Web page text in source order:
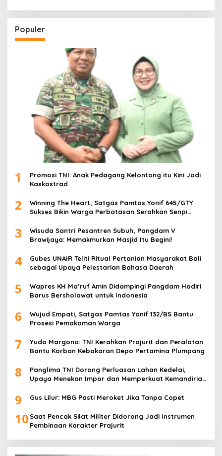
Populer
1
Promosi TNI: Anak Pedagang Kelontong itu Kini Jadi
Kaskostrad
2
Winning The Heart, Satgas Pamtas Yonif 645/GTY
Sukses Bikin Warga Perbatasan Serahkan Senpi
3
Wisuda Santri Pesantren Subuh, Pangdam V
Brawijaya: Memakmurkan Masjid Itu Begini!
4
Gubes UNAIR Teliti Ritual Pertanian Masyarakat Bali
sebagai Upaya Pelestarian Bahasa Daerah
5
Wapres KH Ma’ruf Amin Didampingi Pangdam Hadiri
Barus Bersholawat untuk Indonesia
6
Wujud Empati, Satgas Pamtas Yonif 132/BS Bantu
Prosesi Pemakaman Warga
7
Yudo Margono: TNI Kerahkan Prajurit dan Peralatan
Bantu Korban Kebakaran Depo Pertamina Plumpang
8
Panglima TNI Dorong Perluasan Lahan Kedelai,
Upaya Menekan Impor dan Memperkuat Kemandirian
9 Gus Lilur: MBG Pasti Meroket Jika Tanpa Copet
10 Saat Pencak Silat Militer Didorong Jadi Instrumen
Pembinaan Karakter Prajurit